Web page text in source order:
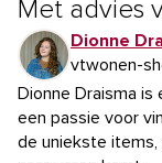
Met advies
Dionne
vtwonen-
Dionne Draisma
een passie voor
de uniekste items,